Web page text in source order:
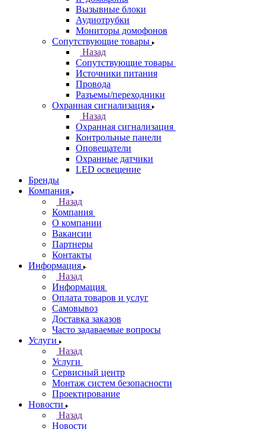
Вызывные блоки
Аудиотрубки
Мониторы домофонов
Сопутствующие товары
Назад
Сопутствующие товары
Источники питания
Провода
Разъемы/переходники
Охранная сигнализация
Назад
Охранная сигнализация
Контрольные панели
Оповещатели
Охранные датчики
LED освещение
Бренды
Компания
Назад
Компания
О компании
Вакансии
Партнеры
Контакты
Информация
Назад
Информация
Оплата товаров и услуг
Самовывоз
Доставка заказов
Часто задаваемые вопросы
Услуги
Назад
Услуги
Сервисный центр
Монтаж систем безопасности
Проектирование
Новости
Назад
Новости